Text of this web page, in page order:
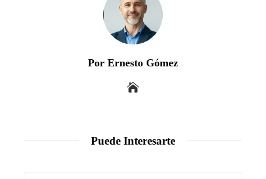
Por Ernesto Gómez
Puede Interesarte